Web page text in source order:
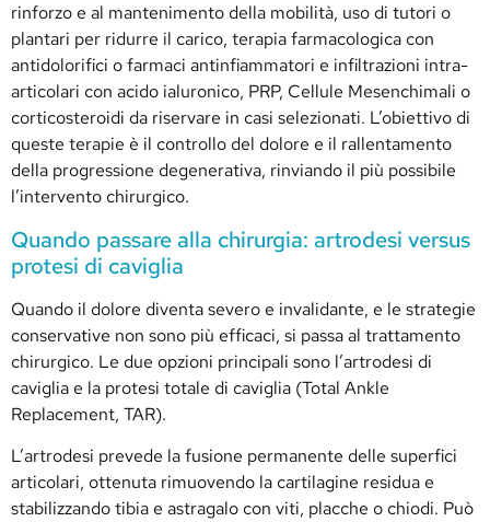
rinforzo e al mantenimento della mobilità, uso di tutori o
plantari per ridurre il carico, terapia farmacologica con
antidolorifici o farmaci antinfiammatori e infiltrazioni intra-
articolari con acido ialuronico, PRP, Cellule Mesenchimali o
corticosteroidi da riservare in casi selezionati. L’obiettivo di
queste terapie è il controllo del dolore e il rallentamento
della progressione degenerativa, rinviando il più possibile
l’intervento chirurgico.
Quando passare alla chirurgia: artrodesi versus
protesi di caviglia
Quando il dolore diventa severo e invalidante, e le strategie
conservative non sono più efficaci, si passa al trattamento
chirurgico. Le due opzioni principali sono l’artrodesi di
caviglia e la protesi totale di caviglia (Total Ankle
Replacement, TAR).
L’artrodesi prevede la fusione permanente delle superfici
articolari, ottenuta rimuovendo la cartilagine residua e
stabilizzando tibia e astragalo con viti, placche o chiodi. Può